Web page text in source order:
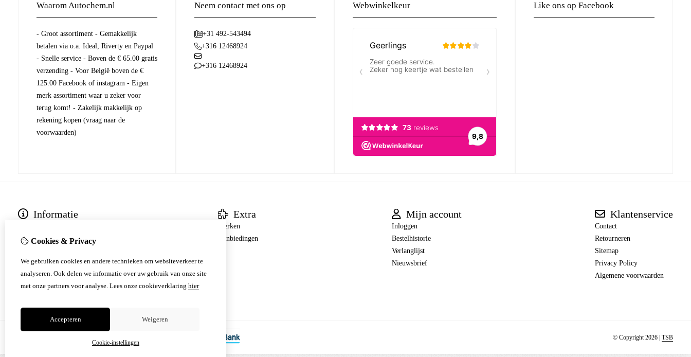
Waarom Autochem.nl
- Groot assortiment - Gemakkelijk
betalen via o.a. Ideal, Riverty en Paypal
- Snelle service - Boven de € 65.00 gratis
verzending - Voor België boven de €
125.00 Facebook of instagram - Eigen
merk assortiment waar u zeker voor
terug komt! - Zakelijk makkelijk op
rekening kopen (vraag naar de
voorwaarden)
Neem contact met ons op
+31 492-543494
+316 12468924
+316 12468924
Webwinkelkeur Like ons op Facebook
Informatie
Ruilen/Retourneren
Verzenden en bezorgen
Contact gegevens
Betalingen
Extra
Merken
Aanbiedingen
Mijn account
Inloggen
Bestelhistorie
Verlanglijst
Nieuwsbrief
Klantenservice
Contact
Retourneren
Sitemap
Privacy Policy
Algemene voorwaarden
© Copyright 2026 | TSB
Cookies & Privacy
We gebruiken cookies en andere technieken om websiteverkeer te
analyseren. Ook delen we informatie over uw gebruik van onze site
met onze partners voor analyse. Lees onze cookieverklaring hier
Accepteren Weigeren
Cookie-instellingen